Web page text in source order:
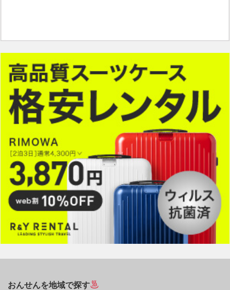
おんせんを地域で探す